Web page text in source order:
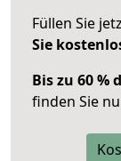
Füllen Sie
Sie
Bis zu 60 %
finden Sie